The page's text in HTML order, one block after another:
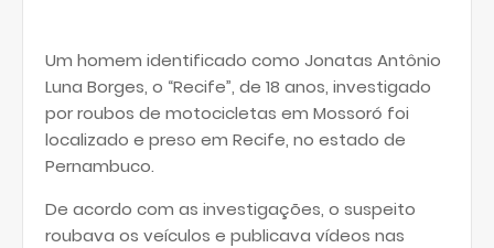
Um homem identificado como Jonatas Antônio
Luna Borges, o “Recife”, de 18 anos, investigado
por roubos de motocicletas em Mossoró foi
localizado e preso em Recife, no estado de
Pernambuco.
De acordo com as investigações, o suspeito
roubava os veículos e publicava vídeos nas